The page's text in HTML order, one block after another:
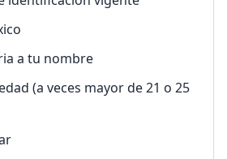
a tu nombre
(a veces mayor de 21 o 25